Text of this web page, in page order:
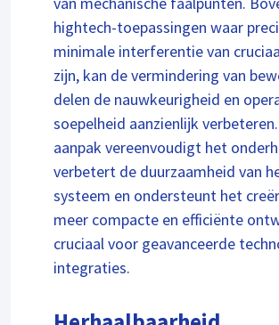
hightech-toepassingen waar
minimale interferentie van
zijn, kan de vermindering van
delen de nauwkeurigheid en
soepelheid aanzienlijk
aanpak vereenvoudigt het
verbetert de duurzaamheid van
systeem en ondersteunt het
meer compacte en efficiënte
cruciaal voor geavanceerde
integraties.